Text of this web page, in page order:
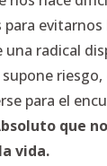
radical
para el
que
vida.